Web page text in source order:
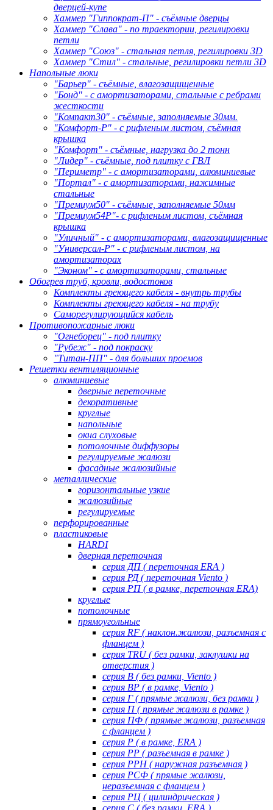
дверцей-купе
Хаммер "Гиппократ-П" - съёмные дверцы
Хаммер "Слава" - по траектории, регилировки
петли
Хаммер "Союз" - стальная петля, регилировки 3D
Хаммер "Стил" - стальные, регилировки петли 3D
Напольные люки
"Барьер" - съёмные, влагозащищенные
"Бонд" - с амортизаторами, стальные с ребрами
жесткости
"Компакт30" - съёмные, заполняемые 30мм.
"Комфорт-Р" - с рифленым листом, съёмная
крышка
"Комфорт" - съёмные, нагрузка до 2 тонн
"Лидер" - съёмные, под плитку с ГВЛ
"Периметр" - с амортизаторами, алюминиевые
"Портал" - с амортизаторами, нажимные
стальные
"Премиум50" - съёмные, заполняемые 50мм
"Премиум54Р"- с рифленым листом, съёмная
крышка
"Уличный" - с амортизаторами, влагозащищенные
"Универсал-Р" - с рифленым листом, на
амортизаторах
"Эконом" - с амортизаторами, стальные
Обогрев труб, кровли, водостоков
Комплекты греющего кабеля - внутрь трубы
Комплекты греющего кабеля - на трубу
Саморегулирующийся кабель
Противопожарные люки
"Огнеборец" - под плитку
"Рубеж" - под покраску
"Титан-ПП" - для больших проемов
Решетки вентиляционные
алюминиевые
дверные переточные
декоративные
круглые
напольные
окна слуховые
потолочные диффузоры
регулируемые жалюзи
фасадные жалюзийные
металлические
горизонтальные узкие
жалюзийные
регулируемые
перфорированные
пластиковые
HARDI
дверная переточная
серия ДП ( переточная ERA )
серия РД ( переточная Viento )
серия РП ( в рамке, переточная ERA)
круглые
потолочные
прямоугольные
серия RF ( наклон.жалюзи, разъемная с
фланцем )
серия TRU ( без рамки, заклушки на
отверстия )
серия В ( без рамки, Viento )
серия ВР ( в рамке, Viento )
серия Г ( прямые жалюзи, без рамки )
серия П ( прямые жалюзи в рамке )
серия ПФ ( прямые жалюзи, разъемная
с фланцем )
серия Р ( в рамке, ERA )
серия РР ( разъемная в рамке )
серия РРН ( наружная разъемная )
серия РСФ ( прямые жалюзи,
неразъемная с фланцем )
серия РЦ ( цилиндрическая )
серия С ( без рамки, ERA )